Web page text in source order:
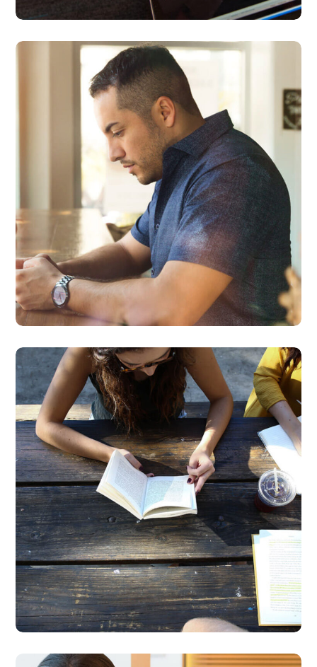
Service Improvement
DEVELOPMENT
Product Design
BUSINESS DESIGN